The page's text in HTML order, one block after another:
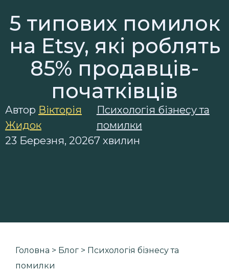
5 типових помилок
на Etsy, які роблять
85% продавців-
початківців
Автор Вікторія
Жидок
Психологія бізнесу та
помилки
23 Березня, 20267 хвилин
Головна > Блог > Психологія бізнесу та
помилки